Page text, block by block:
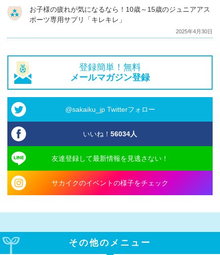
お子様の疲れが気になるなら！10歳～15歳のジュニアアス
ポーツ専用サプリ「キレキレ」
2025年4月30日
登録簡単！無料
メールマガジン登録
@sakaiku_jp Twitterフォロー
いいね！ 56034人
友達登録して最新情報を見逃さない！
サカイクのイベントの様子をチェック
その他のメニュー